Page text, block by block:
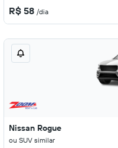
R$ 58 /dia
Nissan Rogue
ou SUV similar